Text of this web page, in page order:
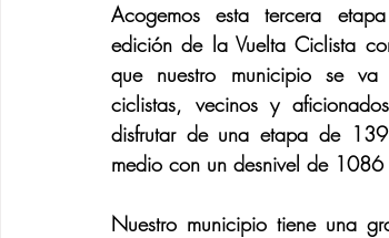
Acogemos esta tercera
edición de la Vuelta Ciclista
que nuestro municipio se
ciclistas, vecinos y
disfrutar de una etapa de
medio con un desnivel de 1086
Nuestro municipio tiene una